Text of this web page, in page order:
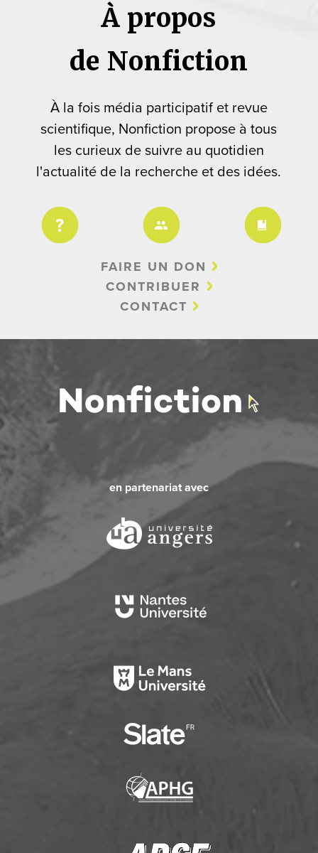
À propos
de Nonfiction
À la fois média participatif et revue
scientifique, Nonfiction propose à tous
les curieux de suivre au quotidien
l'actualité de la recherche et des idées.
FAIRE UN DON
CONTRIBUER
CONTACT
en partenariat avec